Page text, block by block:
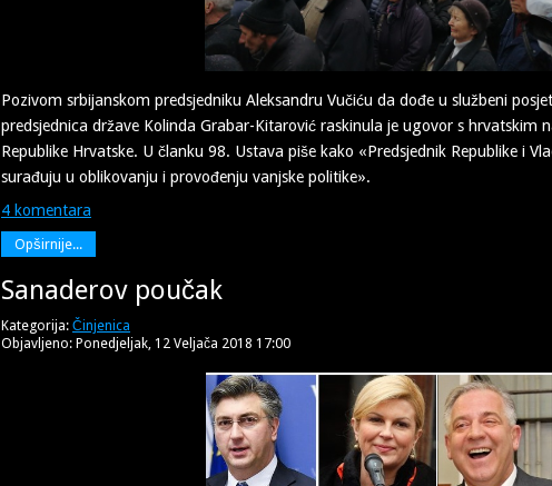
Pozivom srbijanskom predsjedniku Aleksandru Vučiću da dođe u službeni
predsjednica države Kolinda Grabar-Kitarović raskinula je ugovor s hrvatskim
Republike Hrvatske. U članku 98. Ustava piše kako «Predsjednik Republike i
surađuju u oblikovanju i provođenju vanjske politike».
4 komentara
Opširnije...
Sanaderov poučak
Kategorija: Činjenica
Objavljeno: Ponedjeljak, 12 Veljača 2018 17:00